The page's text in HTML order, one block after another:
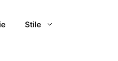
Stile